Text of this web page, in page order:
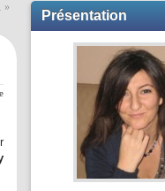
»
Présentation